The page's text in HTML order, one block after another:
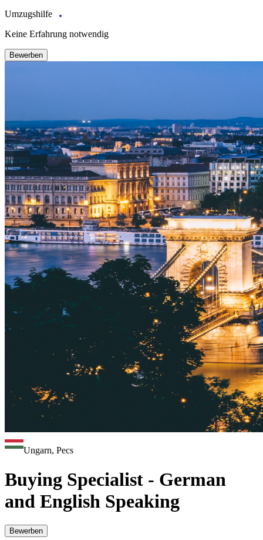
Umzugshilfe
Keine Erfahrung notwendig
Bewerben
Ungarn, Pecs
Buying Specialist - German
and English Speaking
Bewerben